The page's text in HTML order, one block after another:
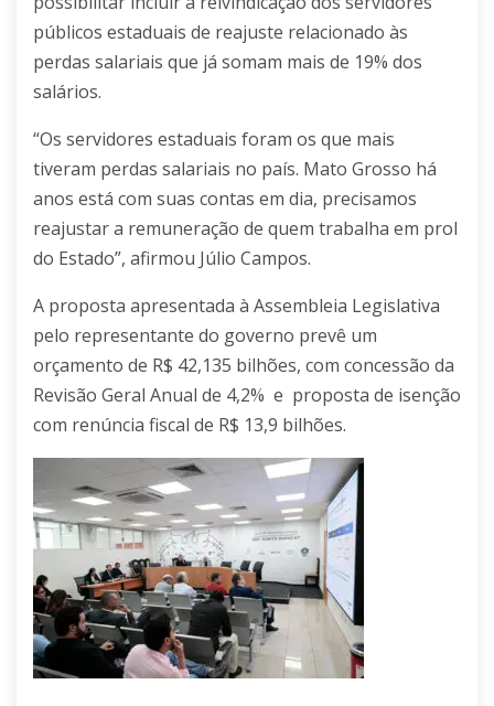
públicos estaduais de reajuste relacionado às
perdas salariais que já somam mais de 19% dos
salários.
“Os servidores estaduais foram os que mais
tiveram perdas salariais no país. Mato Grosso há
anos está com suas contas em dia, precisamos
reajustar a remuneração de quem trabalha em prol
do Estado”, afirmou Júlio Campos.
A proposta apresentada à Assembleia Legislativa
pelo representante do governo prevê um
orçamento de R$ 42,135 bilhões, com concessão da
Revisão Geral Anual de 4,2% e proposta de isenção
com renúncia fiscal de R$ 13,9 bilhões.